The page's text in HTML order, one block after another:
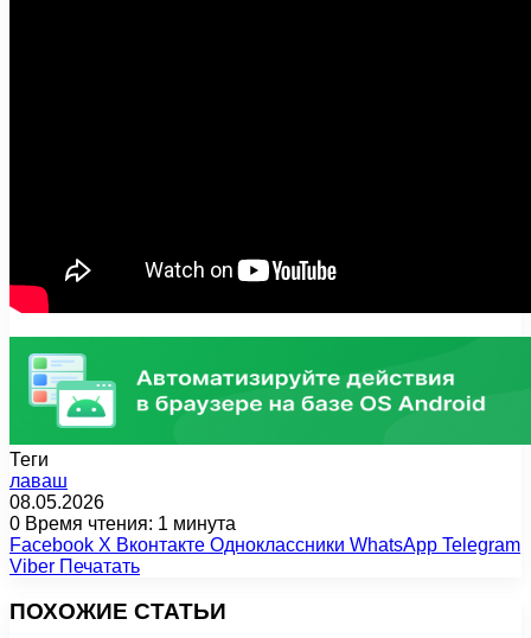
Теги
лаваш
08.05.2026
0 Время чтения: 1 минута
Facebook X Вконтакте Одноклассники WhatsApp Telegram
Viber Печатать
ПОХОЖИЕ СТАТЬИ